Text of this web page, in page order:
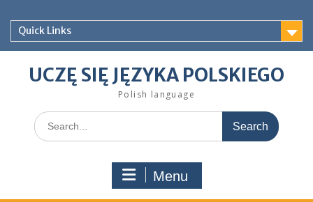
contentQuick Links
UCZĘ SIĘ JĘZYKA POLSKIEGO
Polish language
Search
for:
Menu